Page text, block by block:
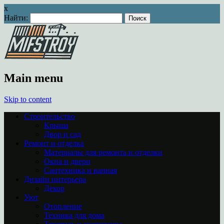
x
Найти:
Main menu
Skip to content
Строительство
Крыша
Двор и сад
Ремонт и отделка
Материалы для ремонта и отделки
Окна и двери
Сантехника и ванная
Дизайн интерьера
Декор
Уют
Отопление
Техника для дома